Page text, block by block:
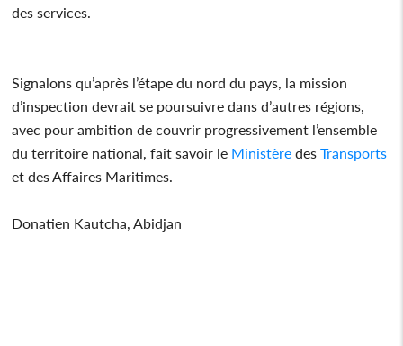
des services.
Signalons qu’après l’étape du nord du pays, la mission
d’inspection devrait se poursuivre dans d’autres régions,
avec pour ambition de couvrir progressivement l’ensemble
du territoire national, fait savoir le Ministère desTransports
et des Affaires Maritimes.
Donatien Kautcha, Abidjan